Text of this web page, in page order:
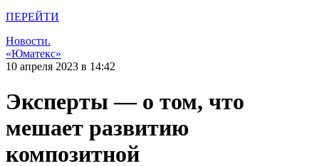
ПЕРЕЙТИ
Новости.
«Юматекс»
10 апреля 2023 в 14:42
Эксперты — о том, что
мешает развитию
композитной